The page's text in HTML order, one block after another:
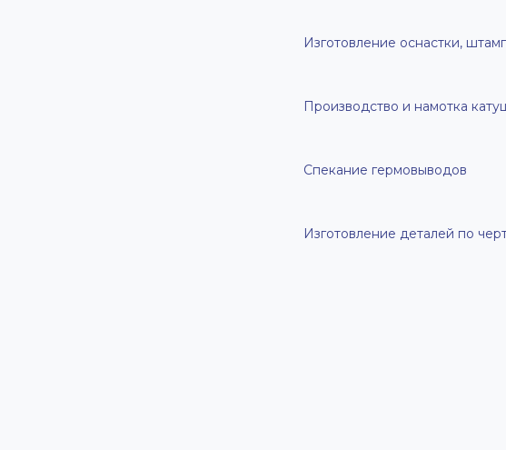
Изготовление оснастки,
Производство и намотка
Спекание гермовыводов
Изготовление деталей по